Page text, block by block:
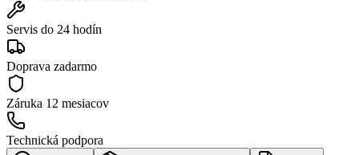
Servis do 24 hodín
Doprava zadarmo
Záruka 12 mesiacov
Technická podpora